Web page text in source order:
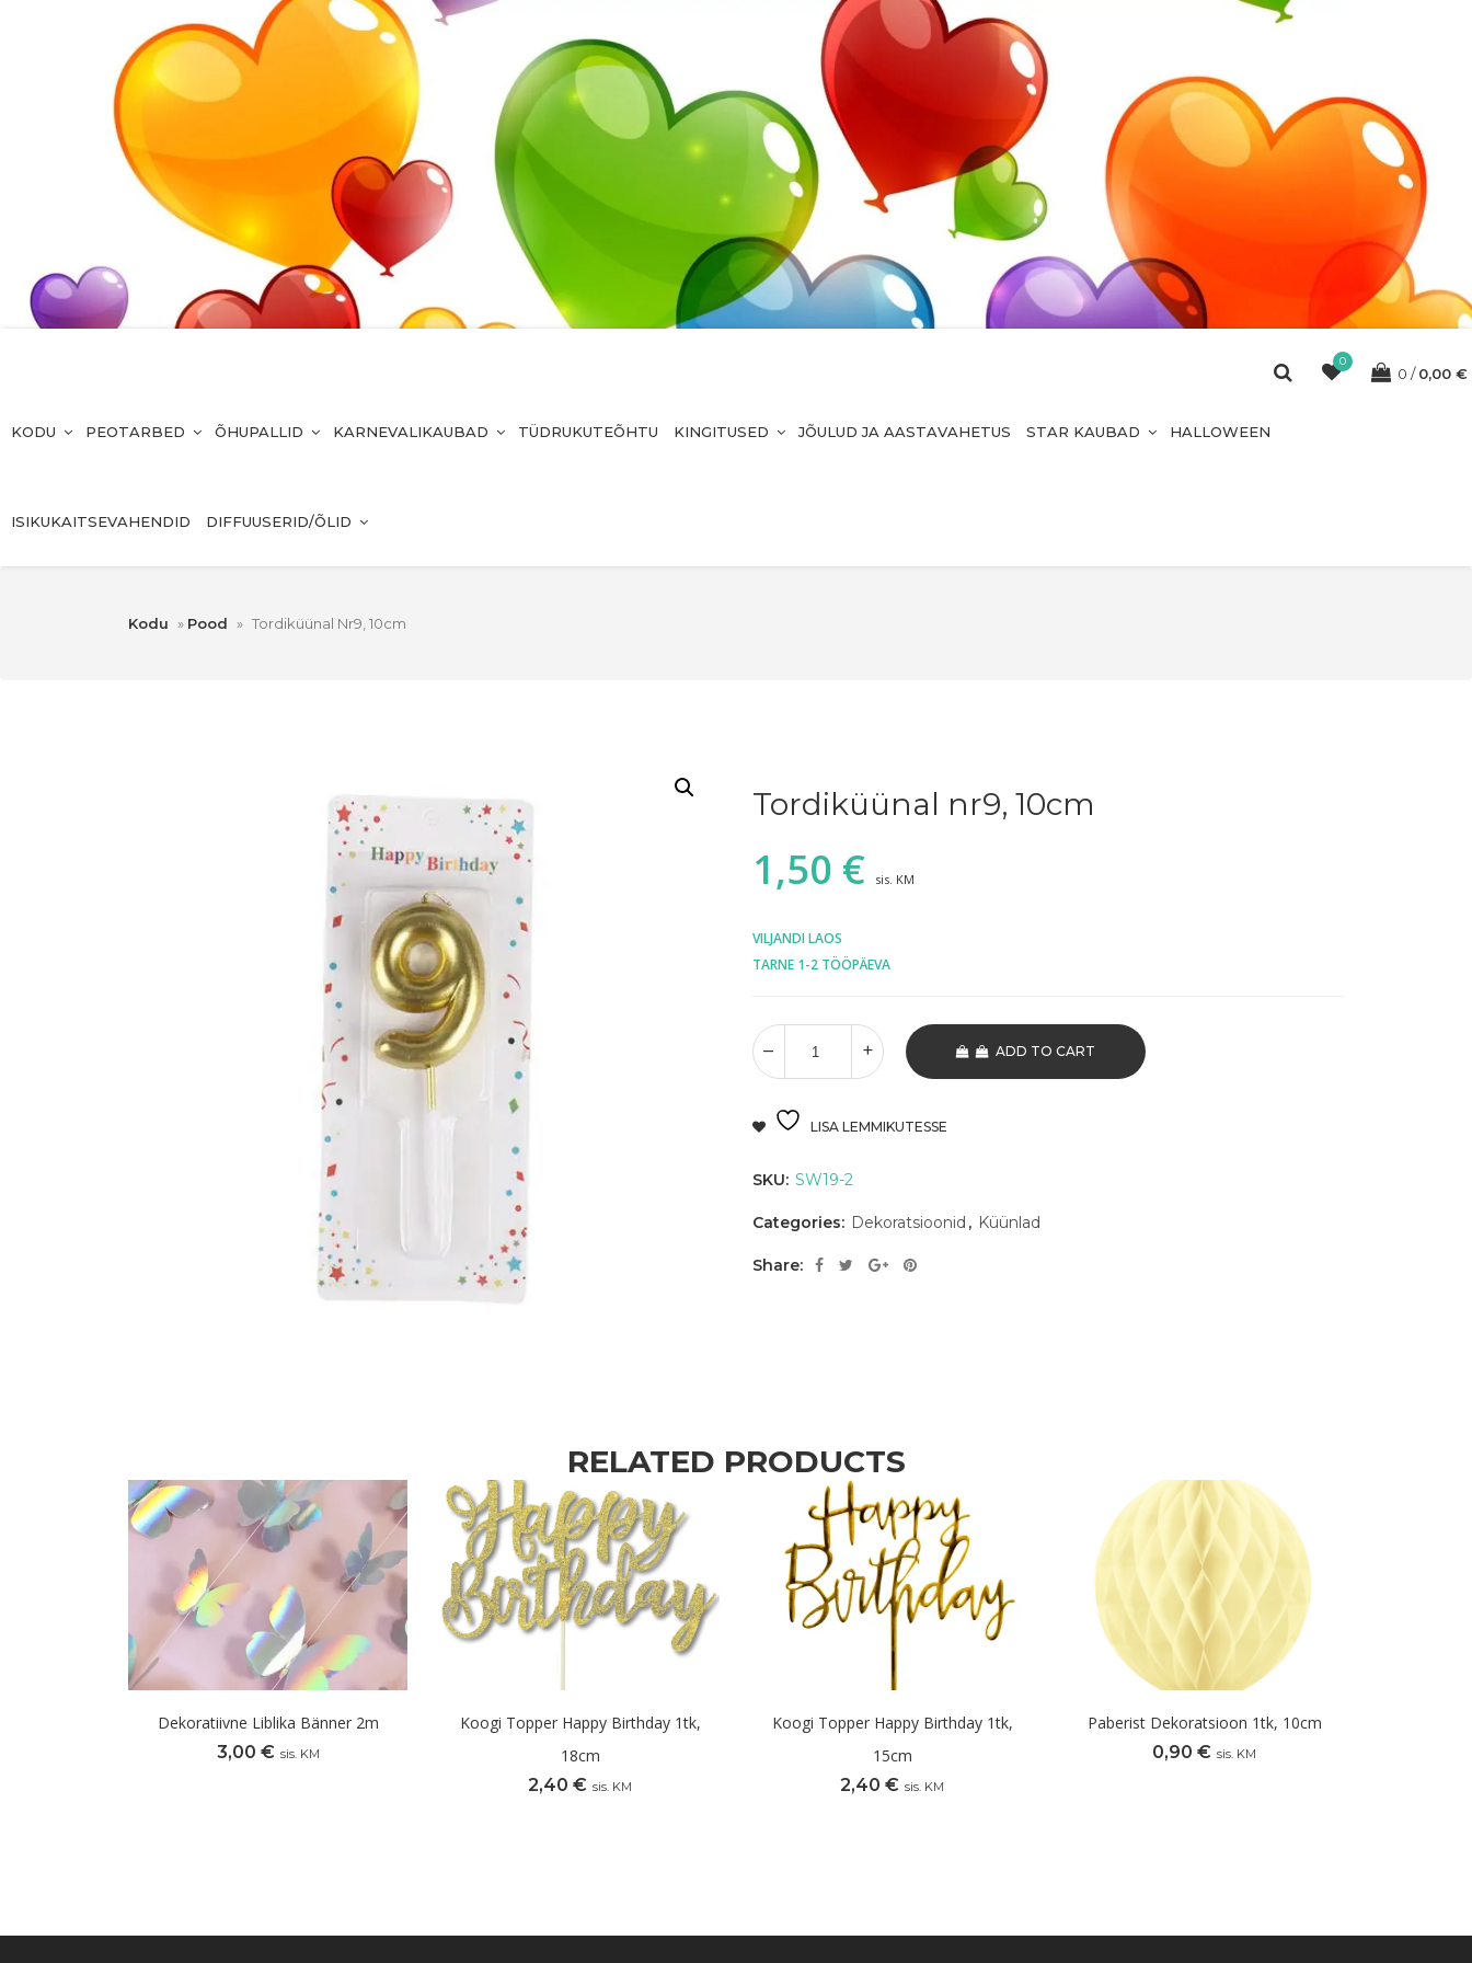
0
0 0,00 €
KODU PEOTARBED ÕHUPALLID KARNEVALIKAUBAD TÜDRUKUTEÕHTU KINGITUSED JÕULUD JA AASTAVAHETUS STAR KAUBAD HALLOWEEN
ISIKUKAITSEVAHENDID DIFFUUSERID/ÕLID
Kodu » Pood » Tordiküünal Nr9, 10cm
Tordiküünal nr9, 10cm
1,50 € sis. KM
VILJANDI LAOS
TARNE 1-2 TÖÖPÄEVA
ADD TO CART
LISA LEMMIKUTESSE
SKU: SW19-2
Categories: Dekoratsioonid , Küünlad
Share:
RELATED PRODUCTS
Dekoratiivne Liblika Bänner 2m
3,00 € sis. KM
Koogi Topper Happy Birthday 1tk,
18cm
2,40 € sis. KM
Koogi Topper Happy Birthday 1tk,
15cm
2,40 € sis. KM
Paberist Dekoratsioon 1tk, 10cm
0,90 € sis. KM